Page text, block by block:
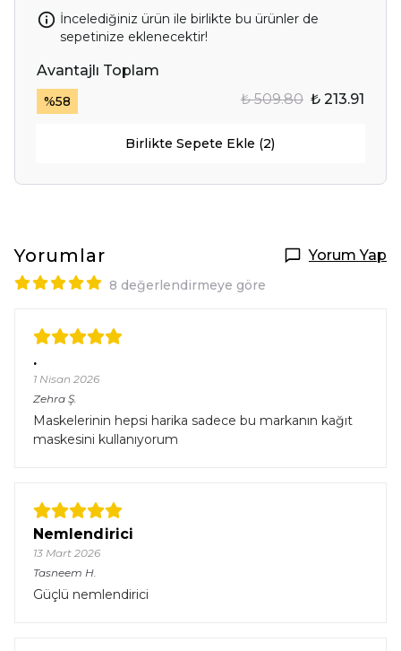
İncelediğiniz ürün ile birlikte bu ürünler de
sepetinize eklenecektir!
Avantajlı Toplam
%58 ₺ 509.80 ₺ 213.91
Birlikte Sepete Ekle (2)
Yorumlar Yorum Yap
8 değerlendirmeye göre
.
1 Nisan 2026
Zehra Ş.
Maskelerinin hepsi harika sadece bu markanın kağıt
maskesini kullanıyorum
Nemlendirici
13 Mart 2026
Tasneem H.
Güçlü nemlendirici